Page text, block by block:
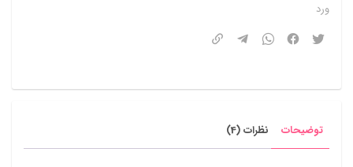
ترکمانی
شجاعی
ورد
توضیحات نظرات (4)